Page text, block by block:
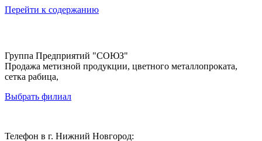
Перейти к содержанию
Группа Предприятий "СОЮЗ"
Продажа метизной продукции, цветного металлопроката,
сетка рабица,
Выбрать филиал
Телефон в г. Нижний Новгород: